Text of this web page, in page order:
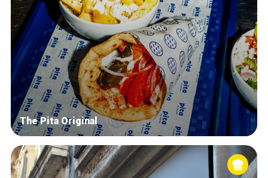
The Pita Original